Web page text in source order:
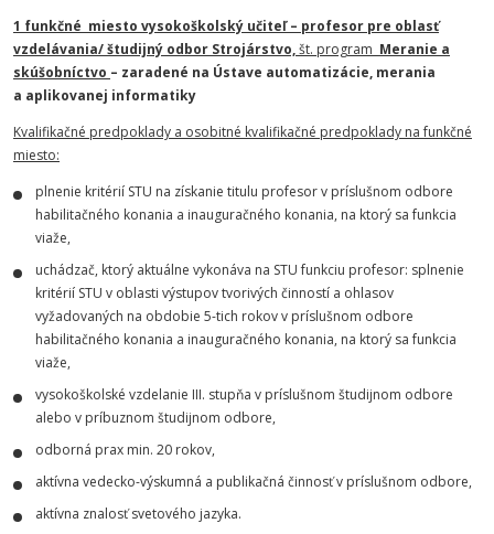
1 funkčné miesto vysokoškolský učiteľ – profesor pre oblasť
vzdelávania/ študijný odbor Strojárstvo,št. program Meranie a
skúšobníctvo – zaradené na Ústave automatizácie, merania
a aplikovanej informatiky
Kvalifikačné predpoklady a osobitné kvalifikačné predpoklady na funkčné
miesto:
plnenie kritérií STU na získanie titulu profesor v príslušnom odbore
habilitačného konania a inauguračného konania, na ktorý sa funkcia
viaže,
uchádzač, ktorý aktuálne vykonáva na STU funkciu profesor: splnenie
kritérií STU v oblasti výstupov tvorivých činností a ohlasov
vyžadovaných na obdobie 5-tich rokov v príslušnom odbore
habilitačného konania a inauguračného konania, na ktorý sa funkcia
viaže,
vysokoškolské vzdelanie III. stupňa v príslušnom študijnom odbore
alebo v príbuznom študijnom odbore,
odborná prax min. 20 rokov,
aktívna vedecko-výskumná a publikačná činnosť v príslušnom odbore,
aktívna znalosť svetového jazyka.